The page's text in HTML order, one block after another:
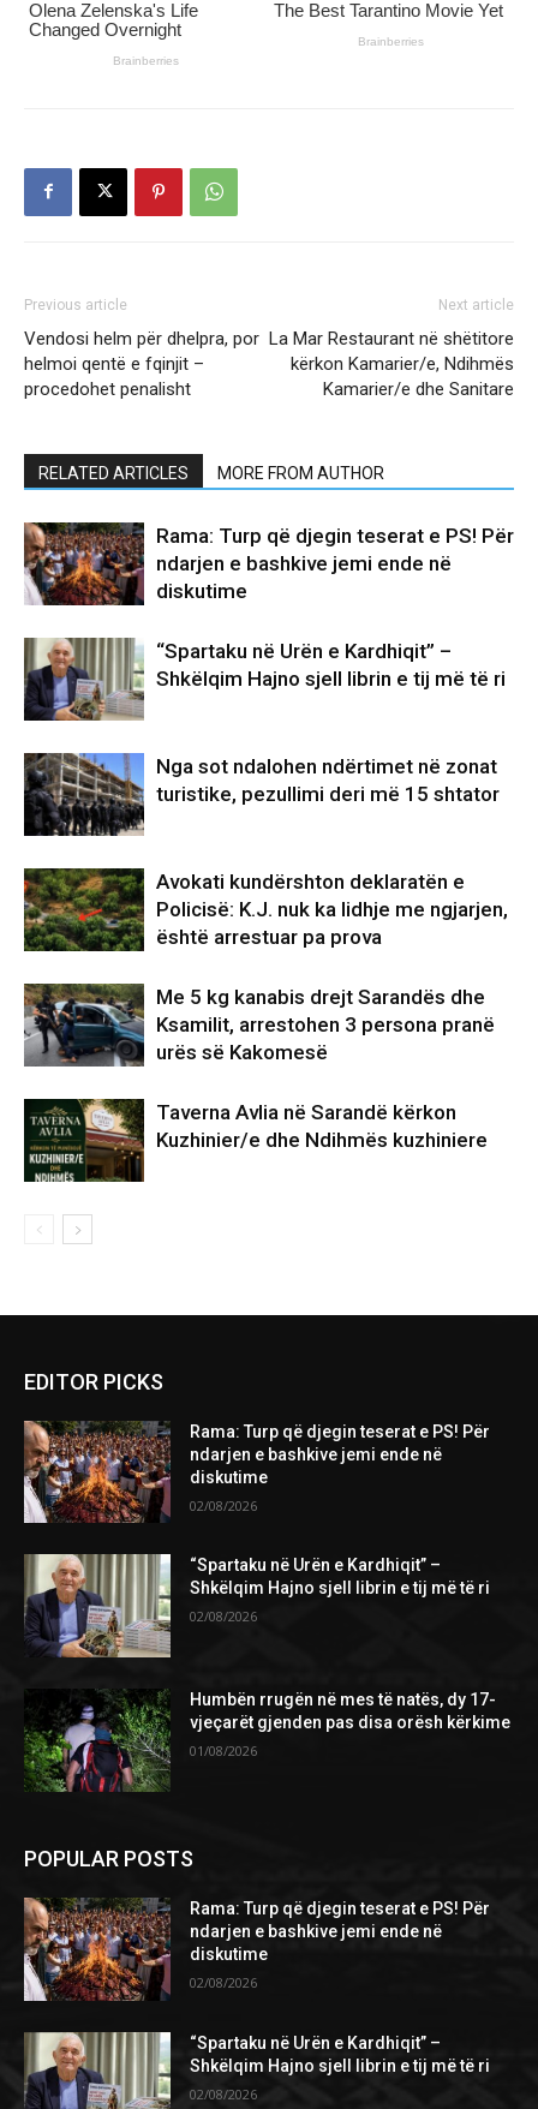
Previous article
Vendosi helm për dhelpra, por
helmoi qentë e fqinjit –
procedohet penalisht
Next article
La Mar Restaurant në shëtitore
kërkon Kamarier/e, Ndihmës
Kamarier/e dhe Sanitare
RELATED ARTICLES MORE FROM AUTHOR
Rama: Turp që djegin teserat e PS! Për
ndarjen e bashkive jemi ende në
diskutime
“Spartaku në Urën e Kardhiqit” –
Shkëlqim Hajno sjell librin e tij më të ri
Nga sot ndalohen ndërtimet në zonat
turistike, pezullimi deri më 15 shtator
Avokati kundërshton deklaratën e
Policisë: K.J. nuk ka lidhje me ngjarjen,
është arrestuar pa prova
Me 5 kg kanabis drejt Sarandës dhe
Ksamilit, arrestohen 3 persona pranë
urës së Kakomesë
Taverna Avlia në Sarandë kërkon
Kuzhinier/e dhe Ndihmës kuzhiniere
EDITOR PICKS
Rama: Turp që djegin teserat e PS! Për
ndarjen e bashkive jemi ende në
diskutime
02/08/2026
“Spartaku në Urën e Kardhiqit” –
Shkëlqim Hajno sjell librin e tij më të ri
02/08/2026
Humbën rrugën në mes të natës, dy 17-
vjeçarët gjenden pas disa orësh kërkime
01/08/2026
POPULAR POSTS
Rama: Turp që djegin teserat e PS! Për
ndarjen e bashkive jemi ende në
diskutime
02/08/2026
“Spartaku në Urën e Kardhiqit” –
Shkëlqim Hajno sjell librin e tij më të ri
02/08/2026